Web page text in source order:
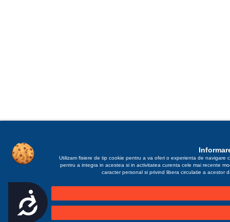
Accesibilitate
Utilizam fisiere de tip cookie pentru a va oferi o experienta de navigare
pentru a integra in acestea si in activitatea curenta cele mai recente
caracter personal si privind libera circulatie a acestor